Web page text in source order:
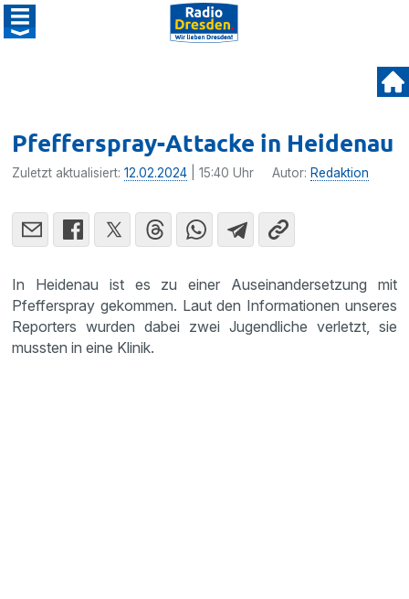
Pfefferspray-Attacke in Heidenau
Zuletzt aktualisiert:12.02.2024 | 15:40 Uhr Autor: Redaktion
In Heidenau ist es zu einer Auseinandersetzung mit
Pfefferspray gekommen. Laut den Informationen unseres
Reporters wurden dabei zwei Jugendliche verletzt, sie
mussten in eine Klinik.